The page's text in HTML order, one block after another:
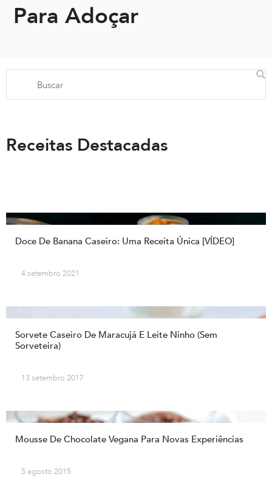
Para Adoçar
Receitas Destacadas
Doce De Banana Caseiro: Uma Receita Única [VÍDEO]
4 setembro 2021
Sorvete Caseiro De Maracujá E Leite Ninho (sem
Sorveteira)
13 setembro 2017
Mousse De Chocolate Vegana Para Novas Experiências
5 agosto 2015